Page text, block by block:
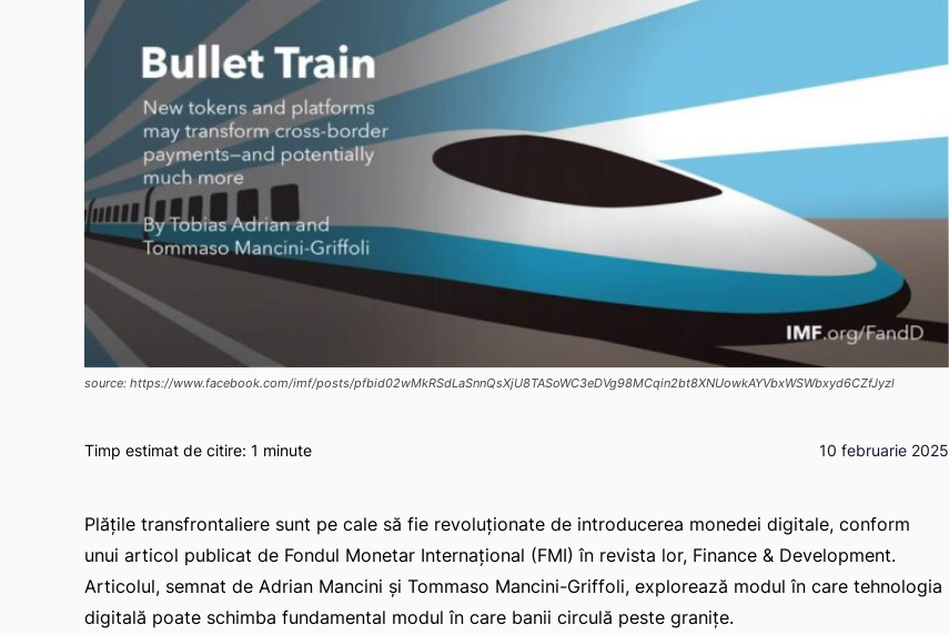
source: https://www.facebook.com/imf/posts/pfbid02wMkRSdLaSnnQsXjU8TASoWC3eDVg98MCqin2bt8XNUowkAYVbxWSWbxyd6CZfJyzl
Timp estimat de citire: 1 minute 10 februarie 2025
Plățile transfrontaliere sunt pe cale să fie revoluționate de introducerea monedei digitale, conform
unui articol publicat de Fondul Monetar Internațional (FMI) în revista lor, Finance & Development.
Articolul, semnat de Adrian Mancini și Tommaso Mancini-Griffoli, explorează modul în care tehnologia
digitală poate schimba fundamental modul în care banii circulă peste granițe.